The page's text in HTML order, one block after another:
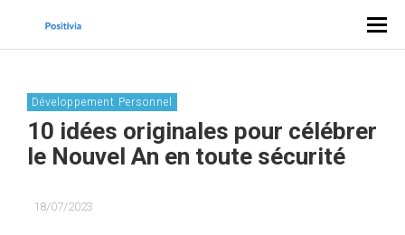
Développement Personnel
10 idées originales pour célébrer
le Nouvel An en toute sécurité
18/07/2023